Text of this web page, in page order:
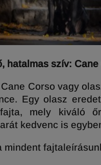
hatalmas szív: Cane
Corso vagy
Egy olasz
mely kiváló
kedvenc is
mindent